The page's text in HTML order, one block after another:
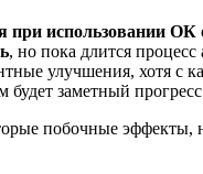
при использовании ОК
, но пока длится процесс
улучшения, хотя с
заметный
побочные эффекты,